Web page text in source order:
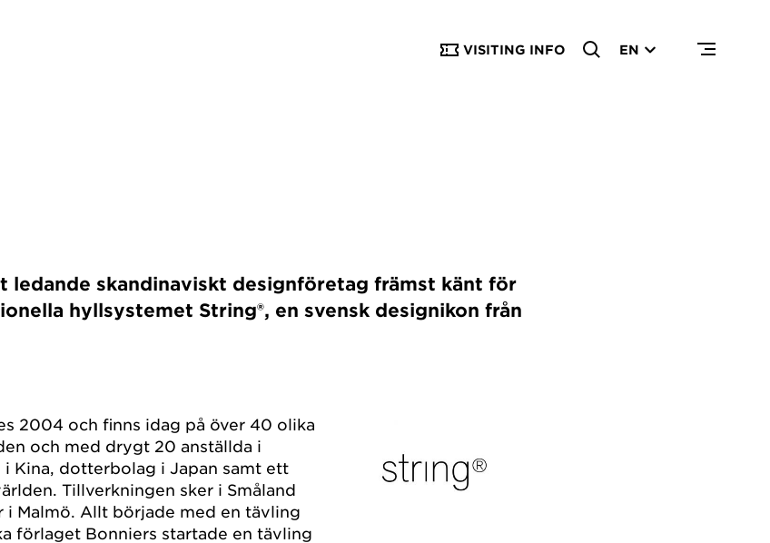
VISITING INFO EN
ledande skandinaviskt designföretag främst känt för
hyllsystemet String®, en svensk designikon från
2004 och finns idag på över 40 olika
och med drygt 20 anställda i
Kina, dotterbolag i Japan samt ett
Tillverkningen sker i Småland
Malmö. Allt började med en tävling
förlaget Bonniers startade en tävling